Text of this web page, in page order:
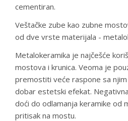
cementiran.
Veštačke zube kao zubne
od dve vrste materijala -
Metalokeramika je najčešće
mostova i krunica. Veoma je
premostiti veće raspone sa
dobar estetski efekat.
doći do odlamanja keramike od
pritisak na mostu.